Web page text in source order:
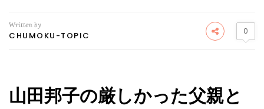
Written by
CHUMOKU-TOPIC 0
山田邦子の厳しかった父親と